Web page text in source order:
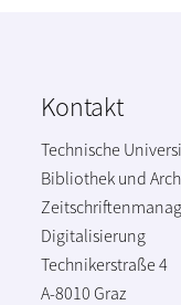
Kontakt
Technische
Bibliothek und
Digitalisierung
Technikerstraße 4
A-8010 Graz